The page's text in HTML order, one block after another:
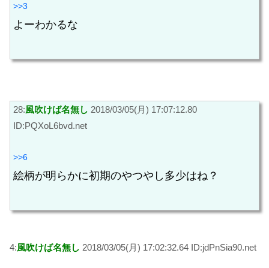
>>3
よーわかるな
28:風吹けば名無し 2018/03/05(月) 17:07:12.80
ID:PQXoL6bvd.net
>>6
絵柄が明らかに初期のやつやし多少はね？
4:風吹けば名無し 2018/03/05(月) 17:02:32.64 ID:jdPnSia90.net